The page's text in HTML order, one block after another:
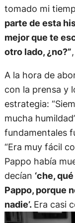
tomado mi
parte de esta
mejor que te
otro lado, ¿no?”
A la hora de
con la prensa y
estrategia:
mucha
fundamentales
“Era muy fácil
Pappo había
decían ‘che,
Pappo, porque
nadie’. Era casi